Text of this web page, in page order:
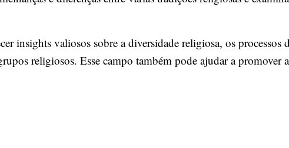
insights valiosos sobre a diversidade religiosa, os processos
religiosos. Esse campo também pode ajudar a promover a